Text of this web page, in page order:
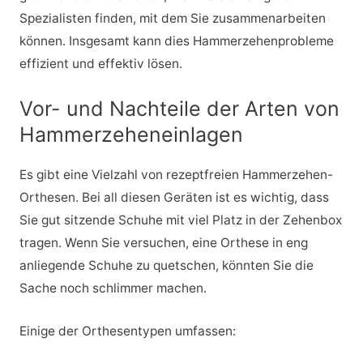
Spezialisten finden, mit dem Sie zusammenarbeiten
können. Insgesamt kann dies Hammerzehenprobleme
effizient und effektiv lösen.
Vor- und Nachteile der Arten von
Hammerzeheneinlagen
Es gibt eine Vielzahl von rezeptfreien Hammerzehen-
Orthesen. Bei all diesen Geräten ist es wichtig, dass
Sie gut sitzende Schuhe mit viel Platz in der Zehenbox
tragen. Wenn Sie versuchen, eine Orthese in eng
anliegende Schuhe zu quetschen, könnten Sie die
Sache noch schlimmer machen.
Einige der Orthesentypen umfassen: